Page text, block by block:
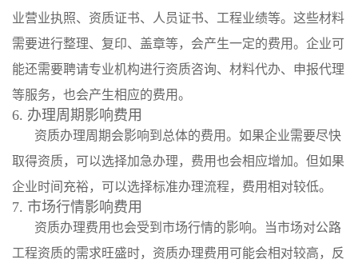
业营业执照、资质证书、人员证书、工程业绩等。这些材料
需要进行整理、复印、盖章等，会产生一定的费用。企业可
能还需要聘请专业机构进行资质咨询、材料代办、申报代理
等服务，也会产生相应的费用。
6. 办理周期影响费用
资质办理周期会影响到总体的费用。如果企业需要尽快
取得资质，可以选择加急办理，费用也会相应增加。但如果
企业时间充裕，可以选择标准办理流程，费用相对较低。
7. 市场行情影响费用
资质办理费用也会受到市场行情的影响。当市场对公路
工程资质的需求旺盛时，资质办理费用可能会相对较高，反